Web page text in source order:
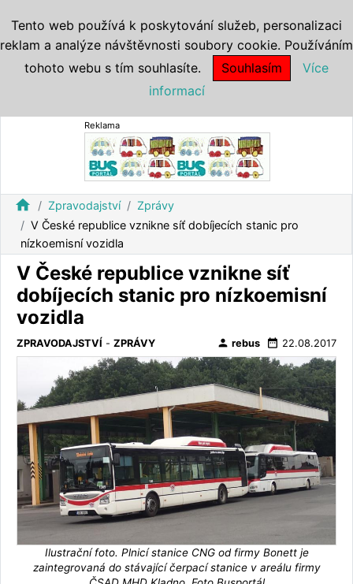
Reklama
home Zpravodajství
Zprávy
V České republice vznikne síť dobíjecích stanic pro
nízkoemisní vozidla
V České republice vznikne síť
dobíjecích stanic pro nízkoemisní
vozidla
ZPRAVODAJSTVÍ - ZPRÁVY person rebus date_range 22.08.2017
Ilustrační foto. Plnicí stanice CNG od firmy Bonett je
zaintegrovaná do stávající čerpací stanice v areálu firmy
Tento web používá k poskytování služeb, personalizaci
reklam a analýze návštěvnosti soubory cookie. Používáním
tohoto webu s tím souhlasíte.
Souhlasím
Více
informací